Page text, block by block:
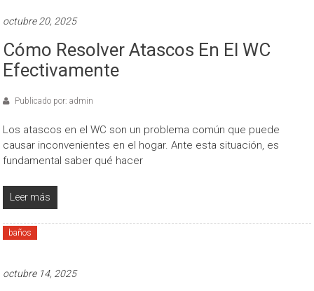
octubre 20, 2025
Cómo Resolver Atascos En El WC
Efectivamente
Publicado por: admin
Los atascos en el WC son un problema común que puede
causar inconvenientes en el hogar. Ante esta situación, es
fundamental saber qué hacer
Leer más
baños
octubre 14, 2025